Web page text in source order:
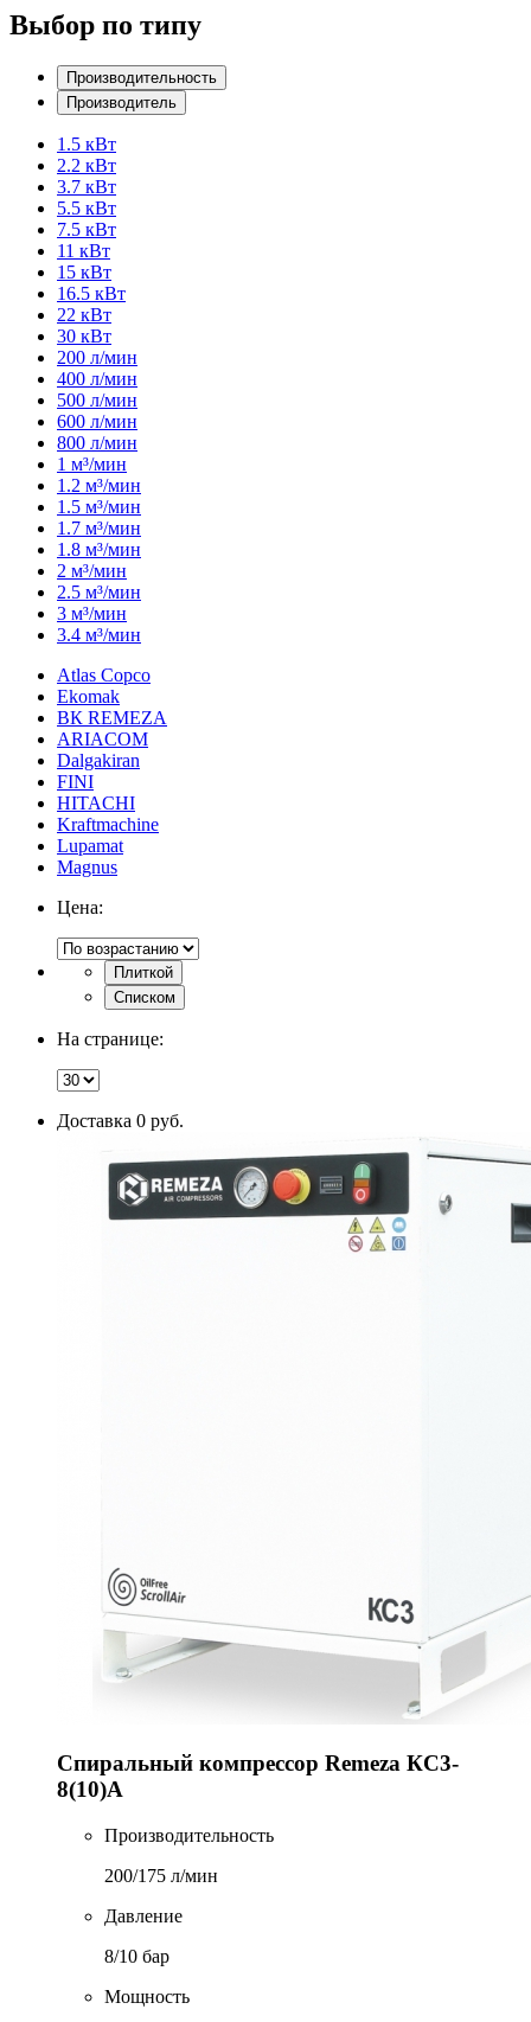
Выбор по типу
Производительность
Производитель
1.5 кВт
2.2 кВт
3.7 кВт
5.5 кВт
7.5 кВт
11 кВт
15 кВт
16.5 кВт
22 кВт
30 кВт
200 л/мин
400 л/мин
500 л/мин
600 л/мин
800 л/мин
1 м³/мин
1.2 м³/мин
1.5 м³/мин
1.7 м³/мин
1.8 м³/мин
2 м³/мин
2.5 м³/мин
3 м³/мин
3.4 м³/мин
Atlas Copco
Ekomak
ВК REMEZA
ARIACOM
Dalgakiran
FINI
HITACHI
Kraftmachine
Lupamat
Magnus
Цена:
Плиткой
Списком
На странице:
Доставка 0 руб.
Спиральный компрессор Remeza КС3-
8(10)А
Производительность
200/175 л/мин
Давление
8/10 бар
Мощность